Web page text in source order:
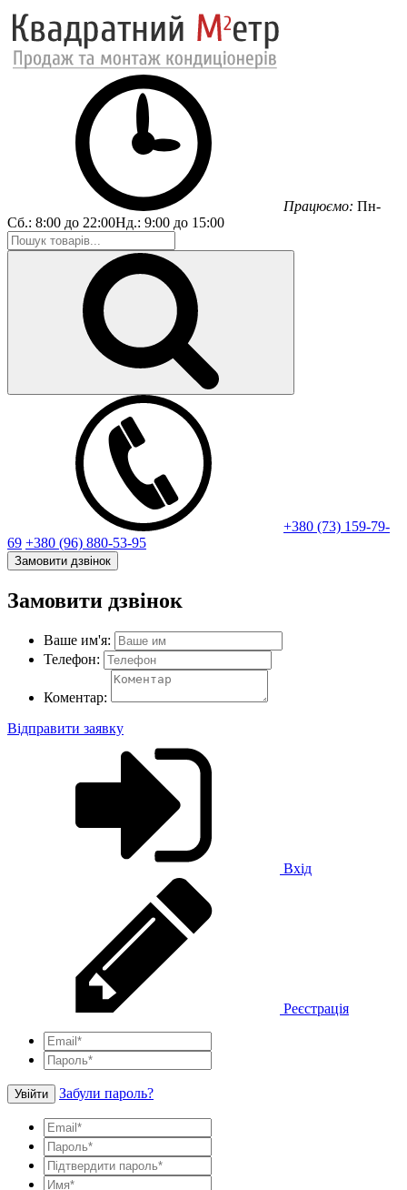
Працюємо: Пн-
Сб.: 8:00 до 22:00Нд.: 9:00 до 15:00
+380 (73) 159-79-
69 +380 (96) 880-53-95
Замовити дзвінок
Замовити дзвінок
Ваше им'я:
Телефон:
Коментар:
Відправити заявку
Вхід
Реєстрація
Увійти Забули пароль?